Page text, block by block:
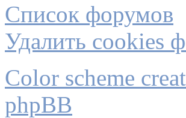
Список форумов
Удалить cookies
Color scheme
phpBB